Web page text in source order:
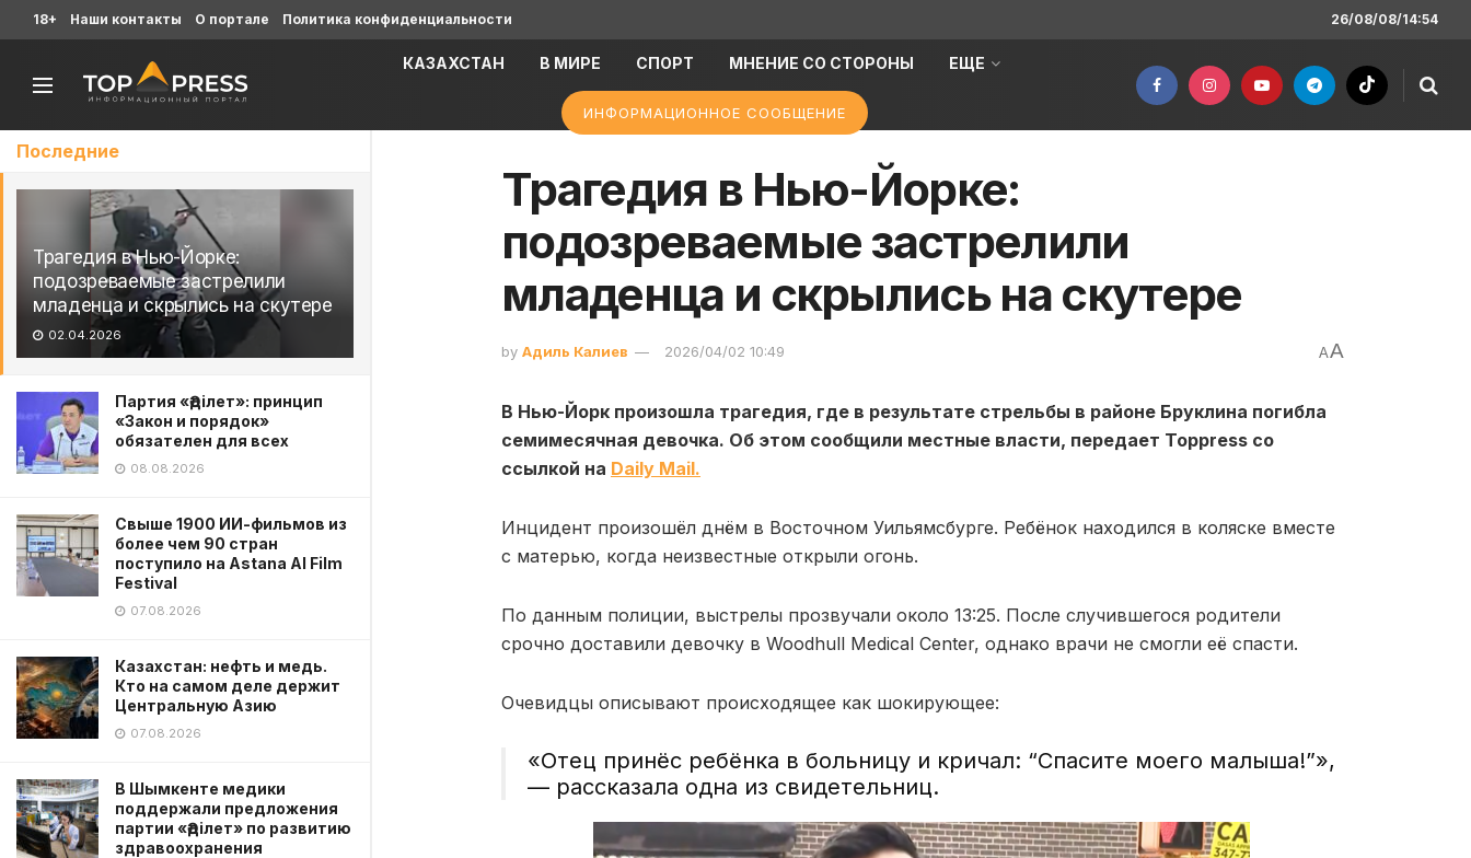
Последние
Трагедия в Нью-Йорке:
подозреваемые застрелили
младенца и скрылись на скутере
02.04.2026
Партия «Әділет»: принцип
«Закон и порядок»
обязателен для всех
08.08.2026
Свыше 1900 ИИ-фильмов из
более чем 90 стран
поступило на Astana AI Film
Festival
07.08.2026
Казахстан: нефть и медь.
Кто на самом деле держит
Центральную Азию
07.08.2026
В Шымкенте медики
поддержали предложения
партии «Әділет» по развитию
здравоохранения
18+ Наши контакты О портале Политика конфиденциальности 26/08/08/14:54
КАЗАХСТАН В МИРЕ СПОРТ МНЕНИЕ СО СТОРОНЫ ЕЩЕ
ИНФОРМАЦИОННОЕ СООБЩЕНИЕ
Трагедия в Нью-Йорке:
подозреваемые застрелили
младенца и скрылись на скутере
by Адиль Калиев 2026/04/02 10:49 AA
В Нью-Йорк произошла трагедия, где в результате стрельбы в районе Бруклина погибла
семимесячная девочка. Об этом сообщили местные власти, передает Toppress со
ссылкой на Daily Mail.
Инцидент произошёл днём в Восточном Уильямсбурге. Ребёнок находился в коляске вместе
с матерью, когда неизвестные открыли огонь.
По данным полиции, выстрелы прозвучали около 13:25. После случившегося родители
срочно доставили девочку в Woodhull Medical Center, однако врачи не смогли её спасти.
Очевидцы описывают происходящее как шокирующее:
«Отец принёс ребёнка в больницу и кричал: “Спасите моего малыша!”»,
— рассказала одна из свидетельниц.